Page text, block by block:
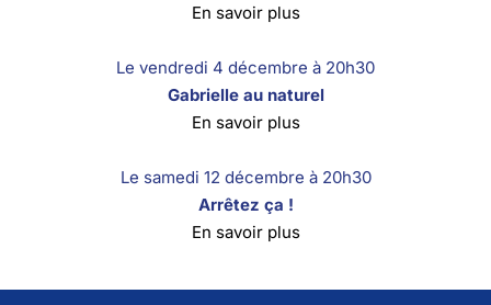
En savoir plus
Le vendredi 4 décembre à 20h30
Gabrielle au naturel
En savoir plus
Le samedi 12 décembre à 20h30
Arrêtez ça !
En savoir plus